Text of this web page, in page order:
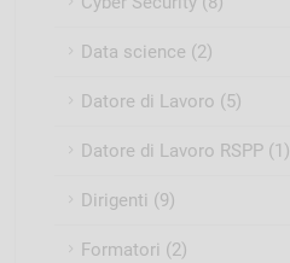
Data science (2)
Datore di Lavoro (5)
Datore di Lavoro RSPP (1)
Dirigenti (9)
Formatori (2)